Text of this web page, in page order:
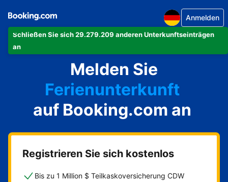
Schließen Sie sich 29.279.209 anderen Unterkunftseinträgen
an
Anmelden
Melden Sie
Ihre Ferienwohnung
Ihr Hotel
Ferienunterkunft
Ihre Pension
Ihr Bed & Breakfast
auf Booking.com an
Registrieren Sie sich kostenlos
Bis zu 1 Million $ Teilkaskoversicherung CDW